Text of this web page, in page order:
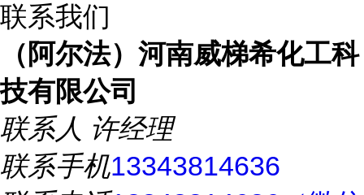
联系我们
（阿尔法）河南威梯希化工科
技有限公司
联系人 许经理
联系手机13343814636